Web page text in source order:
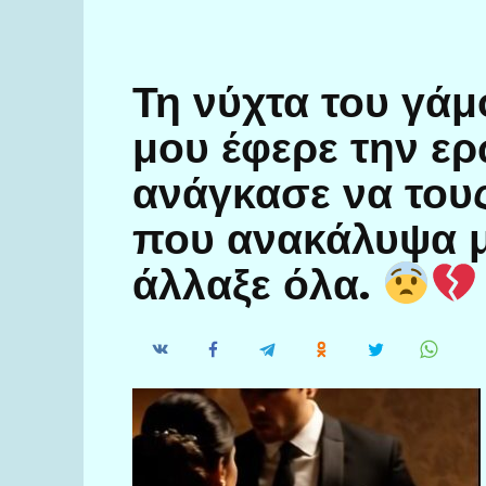
Τη νύχτα του
μου έφερε την
ανάγκασε να
που ανακάλυψα
άλλαξε όλα.